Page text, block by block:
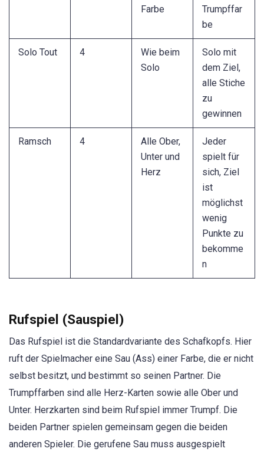
Farbe
Trumpffar
be
Solo Tout 4
Wie beim
Solo
Solo mit
dem Ziel,
alle Stiche
zu
gewinnen
Ramsch 4
Alle Ober,
Unter und
Herz
Jeder
spielt für
sich, Ziel
ist
möglichst
wenig
Punkte zu
bekomme
n
Rufspiel (Sauspiel)
Das Rufspiel ist die Standardvariante des Schafkopfs. Hier
ruft der Spielmacher eine Sau (Ass) einer Farbe, die er nicht
selbst besitzt, und bestimmt so seinen Partner. Die
Trumpffarben sind alle Herz-Karten sowie alle Ober und
Unter. Herzkarten sind beim Rufspiel immer Trumpf. Die
beiden Partner spielen gemeinsam gegen die beiden
anderen Spieler. Die gerufene Sau muss ausgespielt